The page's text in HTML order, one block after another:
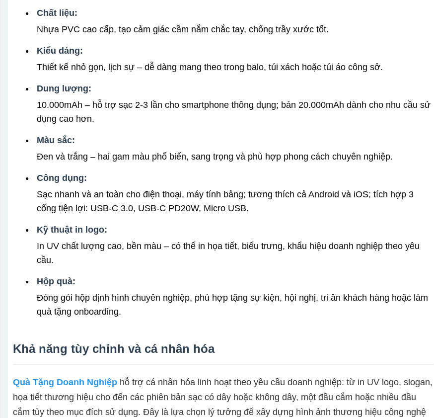
Chất liệu:
Nhựa PVC cao cấp, tạo cảm giác cầm nắm chắc tay, chống trầy xước tốt.
Kiểu dáng:
Thiết kế nhỏ gọn, lịch sự – dễ dàng mang theo trong balo, túi xách hoặc túi áo công sở.
Dung lượng:
10.000mAh – hỗ trợ sạc 2-3 lần cho smartphone thông dụng; bản 20.000mAh dành cho nhu cầu sử
dụng cao hơn.
Màu sắc:
Đen và trắng – hai gam màu phổ biến, sang trọng và phù hợp phong cách chuyên nghiệp.
Công dụng:
Sạc nhanh và an toàn cho điện thoại, máy tính bảng; tương thích cả Android và iOS; tích hợp 3
cổng tiện lợi: USB-C 3.0, USB-C PD20W, Micro USB.
Kỹ thuật in logo:
In UV chất lượng cao, bền màu – có thể in họa tiết, biểu trưng, khẩu hiệu doanh nghiệp theo yêu
cầu.
Hộp quà:
Đóng gói hộp định hình chuyên nghiệp, phù hợp tặng sự kiện, hội nghị, tri ân khách hàng hoặc làm
quà tặng onboarding.
Khả năng tùy chỉnh và cá nhân hóa
Quà Tặng Doanh Nghiệphỗ trợ cá nhân hóa linh hoạt theo yêu cầu doanh nghiệp: từ in UV logo, slogan,
họa tiết thương hiệu cho đến các phiên bản sạc có dây hoặc không dây, một đầu cắm hoặc nhiều đầu
cắm tùy theo mục đích sử dụng. Đây là lựa chọn lý tưởng để xây dựng hình ảnh thương hiệu công nghệ